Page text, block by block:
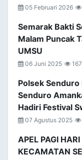
05 Februari 2026
Semarak Bakti
Malam Puncak
UMSU
06 Juni 2025
Polsek
Senduro
Hadiri Festival
07 Agustus 2025
APEL PAGI
KECAMATAN